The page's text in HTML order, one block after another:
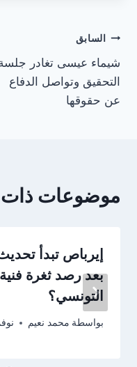
تصفّح
المقالات
السابق
شيماء عيسى تغادر
التحقيق وتواصل الدفاع
عن حقوقها
موضوعات
بعد رصد ثغرة
التونسي؟
بواسطة محمد نعيم